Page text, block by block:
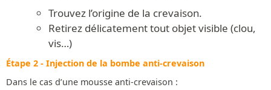
Trouvez l’origine de la crevaison.
Retirez délicatement tout objet visible (clou,
vis…)
Étape 2 - Injection de la bombe anti-crevaison
Dans le cas d’une mousse anti-crevaison :